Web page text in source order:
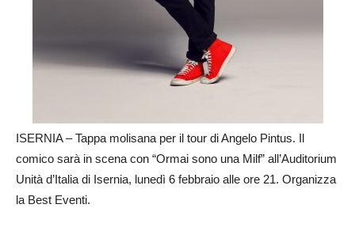
ISERNIA – Tappa molisana per il tour di Angelo Pintus. Il
comico sarà in scena con “Ormai sono una Milf” all’Auditorium
Unità d’Italia di Isernia, lunedì 6 febbraio alle ore 21. Organizza
la Best Eventi.